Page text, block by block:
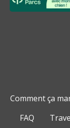
Comment ça
FAQ